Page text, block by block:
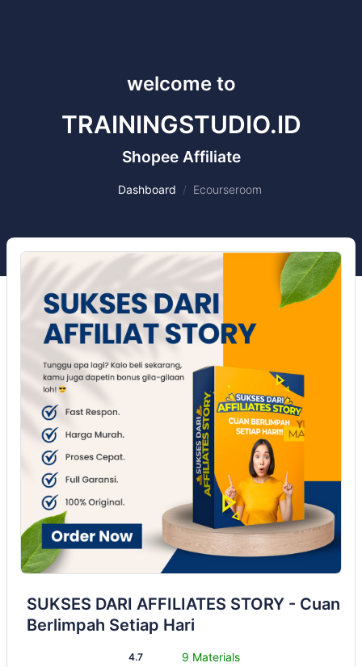
welcome to
TRAININGSTUDIO.ID
Shopee Affiliate
Dashboard Ecourseroom
SUKSES DARI AFFILIATES STORY - Cuan
Berlimpah Setiap Hari
4.7 9 Materials